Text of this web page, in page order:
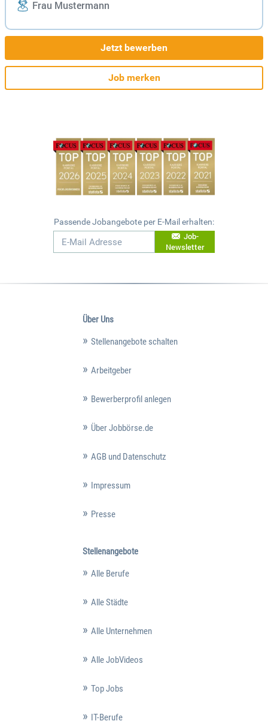
Frau Mustermann
Jetzt bewerben
Job merken
Passende Jobangebote per E-Mail erhalten:
Job-
Newsletter
Über Uns
Stellenangebote schalten
Arbeitgeber
Bewerberprofil anlegen
Über Jobbörse.de
AGB und Datenschutz
Impressum
Presse
Stellenangebote
Alle Berufe
Alle Städte
Alle Unternehmen
Alle JobVideos
Top Jobs
IT-Berufe